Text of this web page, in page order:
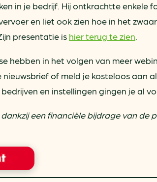
in je bedrijf. Hij ontkrachtte enkele
en liet ook zien hoe in het
presentatie is hier terug te zien
hebben in het volgen van meer
of meld je kosteloos aan
en instellingen gingen je al
een financiële bijdrage van de